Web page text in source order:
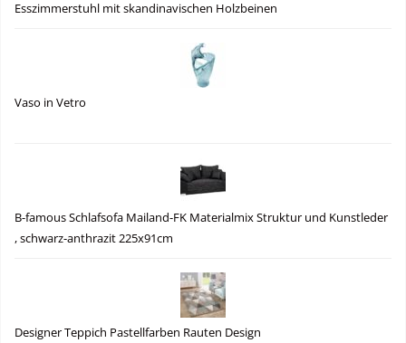
Esszimmerstuhl mit skandinavischen Holzbeinen
Vaso in Vetro
B-famous Schlafsofa Mailand-FK Materialmix Struktur und Kunstleder
, schwarz-anthrazit 225x91cm
Designer Teppich Pastellfarben Rauten Design